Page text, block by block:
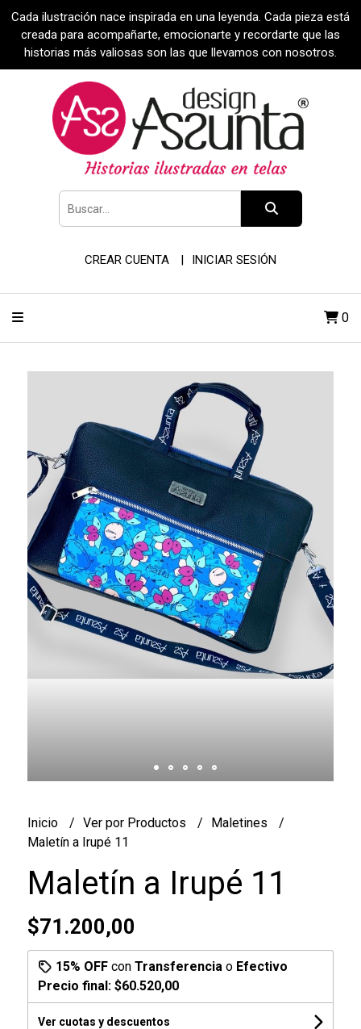
Cada ilustración nace inspirada en una leyenda. Cada pieza está
creada para acompañarte, emocionarte y recordarte que las
historias más valiosas son las que llevamos con nosotros.
CREAR CUENTA INICIAR SESIÓN
0
Inicio Ver por Productos
Maletines
Maletín a Irupé 11
Maletín a Irupé 11
$71.200,00
15% OFFcon Transferencia o Efectivo
Precio final: $60.520,00
Ver cuotas y descuentos